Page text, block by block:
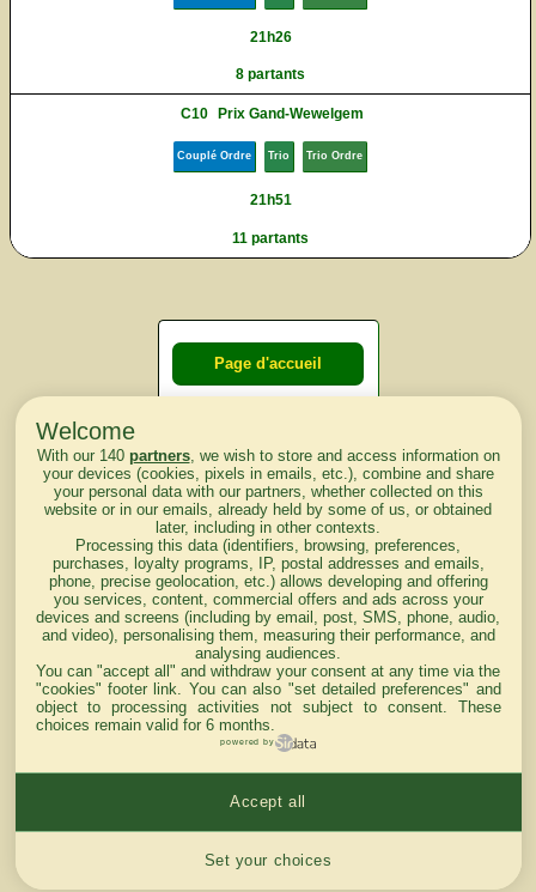
21h26
8 partants
C10 Prix Gand-Wewelgem
Couplé Ordre Trio Trio Ordre
21h51
11 partants
Page d'accueil
lendemain
Courses
d'aujourd'hui
Haut de Page
Mentions légales du site
Welcome
With our 140 partners, we wish to store and access information on
your devices (cookies, pixels in emails, etc.), combine and share
your personal data with our partners, whether collected on this
website or in our emails, already held by some of us, or obtained
later, including in other contexts.
Processing this data (identifiers, browsing, preferences,
purchases, loyalty programs, IP, postal addresses and emails,
phone, precise geolocation, etc.) allows developing and offering
you services, content, commercial offers and ads across your
devices and screens (including by email, post, SMS, phone, audio,
and video), personalising them, measuring their performance, and
analysing audiences.
You can "accept all" and withdraw your consent at any time via the
"cookies" footer link . You can also "set detailed preferences" and
object to processing activities not subject to consent. These
choices remain valid for 6 months.
powered by
Set your choices
Accept all